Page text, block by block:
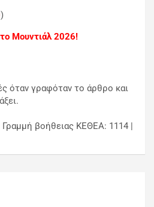
)
Μουντιάλ 2026!
όταν γραφόταν το άρθρο και
βοήθειας ΚΕΘΕΑ: 1114 |